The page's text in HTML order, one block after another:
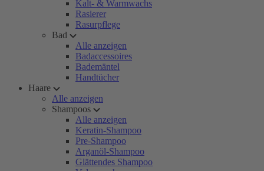
Kalt- & Warmwachs
Rasierer
Rasurpflege
Bad
Alle anzeigen
Badaccessoires
Bademäntel
Handtücher
Haare
Alle anzeigen
Shampoos
Alle anzeigen
Keratin-Shampoo
Pre-Shampoo
Arganöl-Shampoo
Glättendes Shampoo